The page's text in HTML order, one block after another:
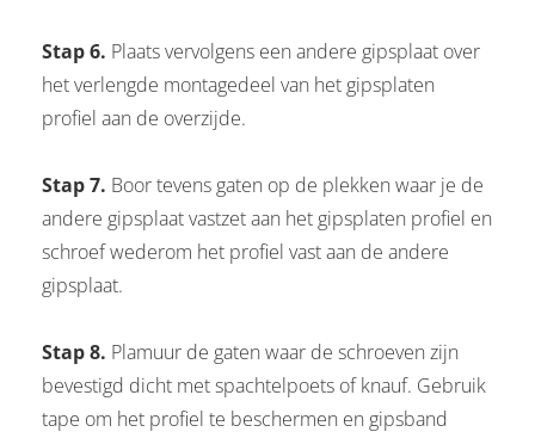
Stap 6. Plaats vervolgens een andere gipsplaat over
het verlengde montagedeel van het gipsplaten
profiel aan de overzijde.
Stap 7. Boor tevens gaten op de plekken waar je de
andere gipsplaat vastzet aan het gipsplaten profiel en
schroef wederom het profiel vast aan de andere
gipsplaat.
Stap 8. Plamuur de gaten waar de schroeven zijn
bevestigd dicht met spachtelpoets of knauf. Gebruik
tape om het profiel te beschermen en gipsband